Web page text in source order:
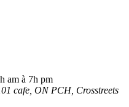
am à 7h pm
cafe, ON PCH, Crosstreets